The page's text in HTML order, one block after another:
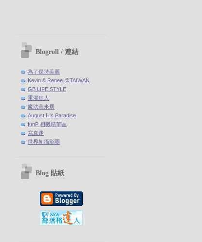
Blogroll / 連結
為了保持美麗
Kevin & Renee @TAIWAN
GB LIFE STYLE
重灌狂人
魔法意米居
August.H's Paradise
funP 相機精華區
寫真迷
世界初攝影團
Blog 貼紙